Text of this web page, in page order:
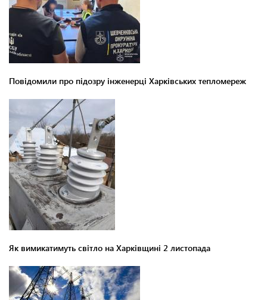
Повідомили про підозру інженерці Харківських тепломереж
Як вимикатимуть світло на Харківщині 2 листопада